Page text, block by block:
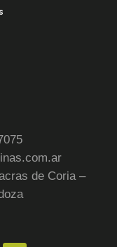
de Coria –